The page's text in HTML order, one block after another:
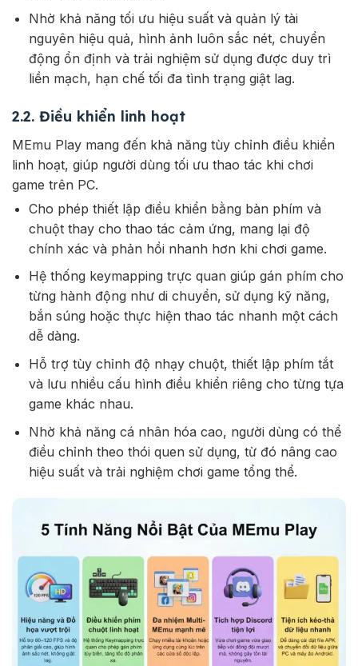
Nhờ khả năng tối ưu hiệu suất và quản lý tài
nguyên hiệu quả, hình ảnh luôn sắc nét, chuyển
động ổn định và trải nghiệm sử dụng được duy trì
liền mạch, hạn chế tối đa tình trạng giật lag.
2.2. Điều khiển linh hoạt
MEmu Play mang đến khả năng tùy chỉnh điều khiển
linh hoạt, giúp người dùng tối ưu thao tác khi chơi
game trên PC.
Cho phép thiết lập điều khiển bằng bàn phím và
chuột thay cho thao tác cảm ứng, mang lại độ
chính xác và phản hồi nhanh hơn khi chơi game.
Hệ thống keymapping trực quan giúp gán phím cho
từng hành động như di chuyển, sử dụng kỹ năng,
bắn súng hoặc thực hiện thao tác nhanh một cách
dễ dàng.
Hỗ trợ tùy chỉnh độ nhạy chuột, thiết lập phím tắt
và lưu nhiều cấu hình điều khiển riêng cho từng tựa
game khác nhau.
Nhờ khả năng cá nhân hóa cao, người dùng có thể
điều chỉnh theo thói quen sử dụng, từ đó nâng cao
hiệu suất và trải nghiệm chơi game tổng thể.